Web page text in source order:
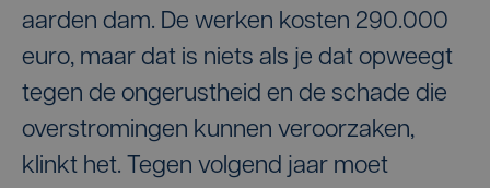
aarden dam. De werken kosten 290.000
euro, maar dat is niets als je dat opweegt
tegen de ongerustheid en de schade die
overstromingen kunnen veroorzaken,
klinkt het. Tegen volgend jaar moet